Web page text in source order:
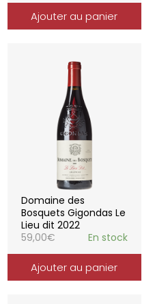
Ajouter au panier
Domaine des
Bosquets Gigondas Le
Lieu dit 2022
59,00€ En stock
Ajouter au panier